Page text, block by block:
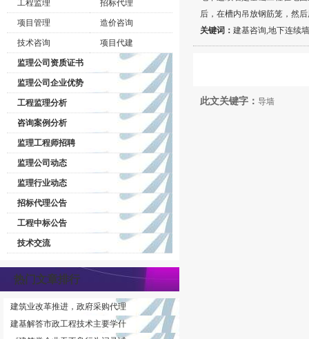
工程监理 招标代理
项目管理 造价咨询
技术咨询 项目代建
监理公司资质证书
监理公司企业优势
工程监理分析
咨询案例分析
监理工程师招聘
监理公司动态
监理行业动态
招标代理公告
工程中标公告
技术交流
热门文章排行
建筑业改革推进，政府采购代理
建基解答市政工程技术主要学什
后，在槽内吊放钢筋笼，然
关键词： 建基咨询,地下连续
此文关键字： 导墙